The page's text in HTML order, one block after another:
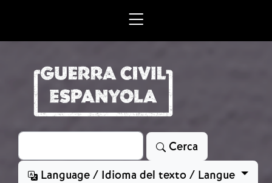
Cerca
Cerca
Language / Idioma del texto / Langue